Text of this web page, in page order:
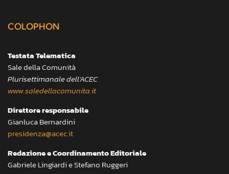
COLOPHON
Testata Telematica
Sale della Comunità
Plurisettimanale dell’ACEC
www.saledellacomunita.it
Direttore responsabile
Gianluca Bernardini
presidenza@acec.it
Redazione e Coordinamento Editoriale
Gabriele Lingiardi e Stefano Ruggeri